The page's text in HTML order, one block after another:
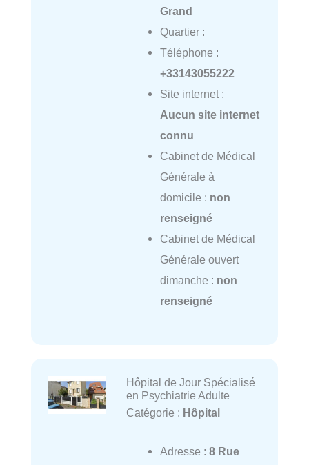
Grand
Quartier :
Téléphone :
+33143055222
Site internet :
Aucun site internet
connu
Cabinet de Médical
Générale à
domicile : non
renseigné
Cabinet de Médical
Générale ouvert
dimanche : non
renseigné
Hôpital de Jour Spécialisé
en Psychiatrie Adulte
Catégorie : Hôpital
Adresse : 8 Rue